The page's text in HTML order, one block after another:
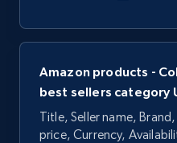
Amazon products -
best sellers category
Title, Seller name,
price, Currency,